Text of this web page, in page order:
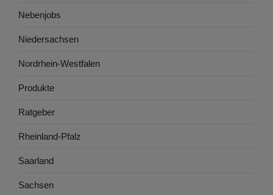
Nebenjobs
Niedersachsen
Nordrhein-Westfalen
Produkte
Ratgeber
Rheinland-Pfalz
Saarland
Sachsen